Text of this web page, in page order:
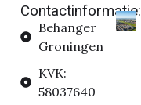
Contactinformatie:
Behanger
Groningen
KVK:
58037640